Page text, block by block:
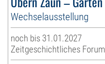
Wechselausstellung
noch bis 31.01.2027
Zeitgeschichtliches